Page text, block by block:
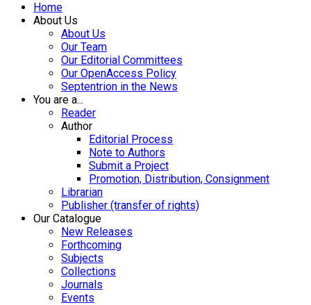
Home
About Us
About Us
Our Team
Our Editorial Committees
Our OpenAccess Policy
Septentrion in the News
You are a...
Reader
Author
Editorial Process
Note to Authors
Submit a Project
Promotion, Distribution, Consignment
Librarian
Publisher (transfer of rights)
Our Catalogue
New Releases
Forthcoming
Subjects
Collections
Journals
Events